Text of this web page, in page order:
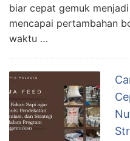
biar cepat gemuk
mencapai pertambahan
waktu …